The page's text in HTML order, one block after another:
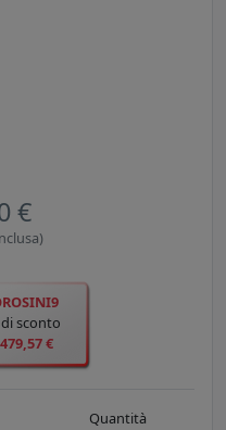
€
di sconto
479,57 €
Quantità